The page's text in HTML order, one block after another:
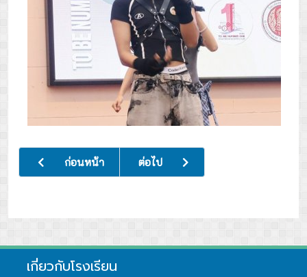
เนื้อหาก่อนหน้า: พิธีไหว้ครู ประจำปีการศึกษา 2569
ก่อนหน้า เนื้อหาถัดไป: กิจกรรมปฐมนิเทศและป
ต่อไป
เกี่ยวกับโรงเรียน